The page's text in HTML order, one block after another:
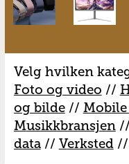
Velg hvilken
Foto og video //
og bilde//
Musikkbransjen//
data// Verksted//